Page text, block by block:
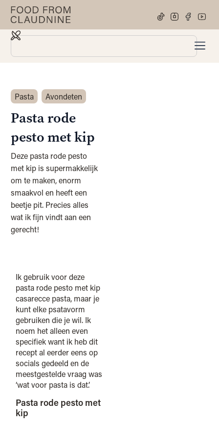
Pasta Avondeten
Pasta rode
pesto met kip
Deze pasta rode pesto
met kip is supermakkelijk
om te maken, enorm
smaakvol en heeft een
beetje pit. Precies alles
wat ik fijn vindt aan een
gerecht!
Ik gebruik voor deze
pasta rode pesto met kip
casarecce pasta, maar je
kunt elke psatavorm
gebruiken die je wil. Ik
noem het alleen even
specifiek want ik heb dit
recept al eerder eens op
socials gedeeld en de
meestgestelde vraag was
‘wat voor pasta is dat’.
Pasta rode pesto met
kip